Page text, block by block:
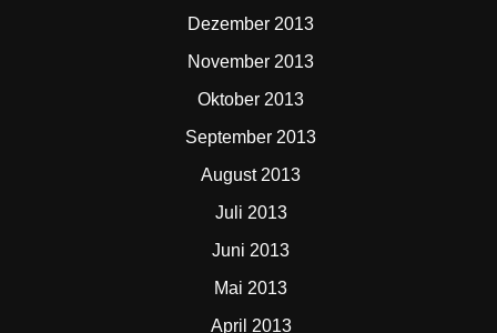
Dezember 2013
November 2013
Oktober 2013
September 2013
August 2013
Juli 2013
Juni 2013
Mai 2013
April 2013